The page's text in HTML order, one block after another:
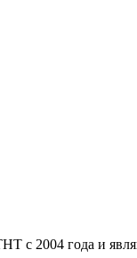
с 2004 года и